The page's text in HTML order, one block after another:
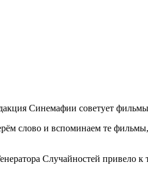
Синемафии советует
слово и вспоминаем те
Случайностей привело к